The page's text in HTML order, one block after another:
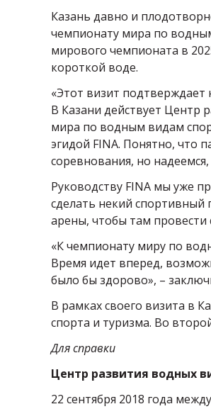
Казань давно и
чемпионату мира по
мирового чемпионата в
короткой воде.
«Этот визит
В Казани действует Центр
мира по водным видам
эгидой FINA. Понятно, что
соревнования, но
Руководству FINA мы уже
сделать некий спортивный
арены, чтобы там
«К чемпионату миру по
Время идет вперед,
было бы здорово», –
В рамках своего визита в
спорта и туризма. Во
Для справки
Центр развития водных
22 сентября 2018 года